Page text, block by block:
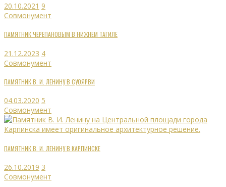
20.10.2021 9
Совмонумент
ПАМЯТНИК ЧЕРЕПАНОВЫМ В НИЖНЕМ ТАГИЛЕ
21.12.2023 4
Совмонумент
ПАМЯТНИК В. И. ЛЕНИНУ В СУОЯРВИ
04.03.2020 5
Совмонумент
ПАМЯТНИК В. И. ЛЕНИНУ В КАРПИНСКЕ
26.10.2019 3
Совмонумент